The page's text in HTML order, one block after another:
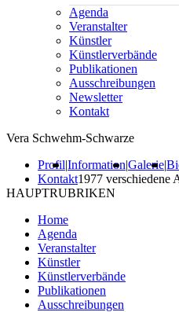
Agenda
Veranstalter
Künstler
Künstlerverbände
Publikationen
Ausschreibungen
Newsletter
Kontakt
Vera Schwehm-Schwarze
Profil|Information|Galerie|
Kontakt1977 verschiedene
HAUPTRUBRIKEN
Home
Agenda
Veranstalter
Künstler
Künstlerverbände
Publikationen
Ausschreibungen